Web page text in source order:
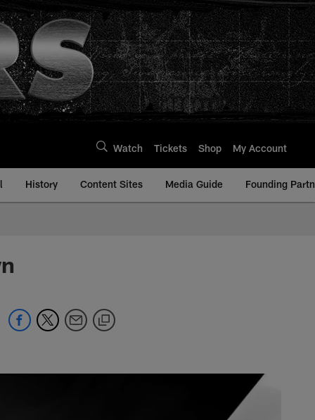
Watch Tickets Shop My Account
History Content Sites Media Guide Founding